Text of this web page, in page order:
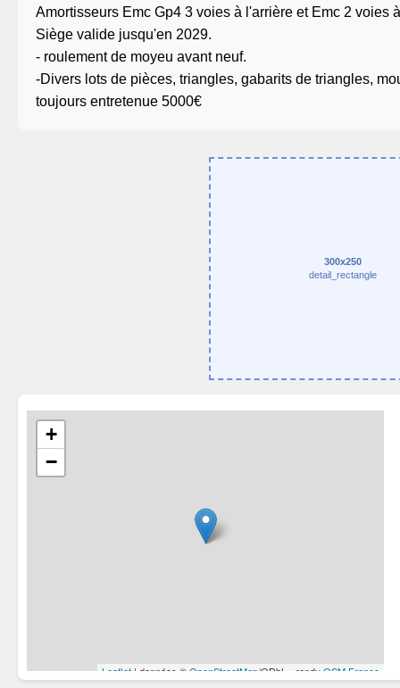
Amortisseurs Emc Gp4 3 voies à l'arrière et Emc 2 voies
Siège valide jusqu'en 2029.
- roulement de moyeu avant neuf.
-Divers lots de pièces, triangles, gabarits de triangles,
toujours entretenue 5000€
300x250
detail_rectangle